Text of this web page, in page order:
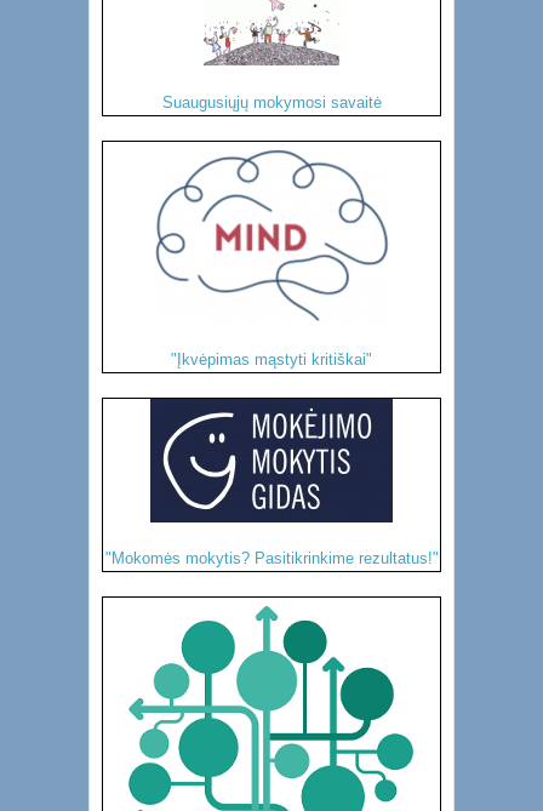
Suaugusiųjų mokymosi savaitė
"Įkvėpimas mąstyti kritiškai"
"Mokomės mokytis? Pasitikrinkime rezultatus!"